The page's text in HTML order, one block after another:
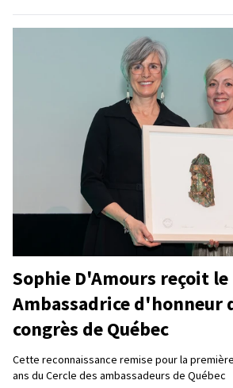
Sophie D'Amours reçoit
Ambassadrice d'honneur
congrès de Québec
Cette reconnaissance remise pour la
ans du Cercle des ambassadeurs de Québec